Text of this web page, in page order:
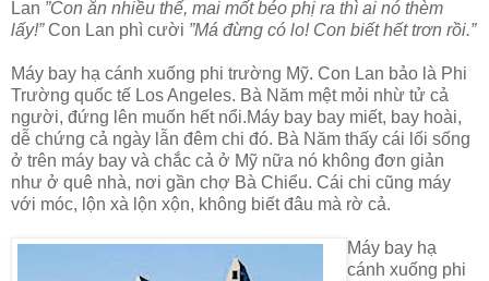
Lan ”Con ăn nhiều thế, mai mốt béo phị ra thì ai nó thèm
lấy!”Con Lan phì cười ”Má đừng có lo! Con biết hết trơn rồi.”
Máy bay hạ cánh xuống phi trường Mỹ. Con Lan bảo là Phi
Trường quốc tế Los Angeles. Bà Năm mệt mỏi nhừ tử cả
người, đứng lên muốn hết nổi.Máy bay bay miết, bay hoài,
dễ chứng cả ngày lẫn đêm chi đó. Bà Năm thấy cái lối sống
ở trên máy bay và chắc cả ở Mỹ nữa nó không đơn giản
như ở quê nhà, nơi gần chợ Bà Chiểu. Cái chi cũng máy
với móc, lộn xà lộn xộn, không biết đâu mà rờ cả.
Máy bay hạ
cánh xuống phi